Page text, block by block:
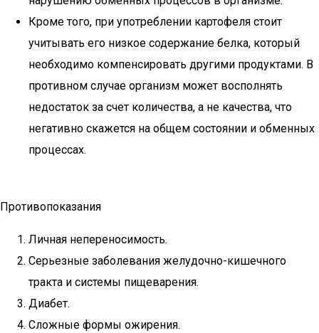
Кроме того, при употреблении картофеля стоит
учитывать его низкое содержание белка, который
необходимо компенсировать другими продуктами. В
противном случае организм может восполнять
недостаток за счет количества, а не качества, что
негативно скажется на общем состоянии и обменных
процессах.
Противопоказания
Личная непереносимость.
Серьезные заболевания желудочно-кишечного
тракта и системы пищеварения.
Диабет.
Сложные формы ожирения.